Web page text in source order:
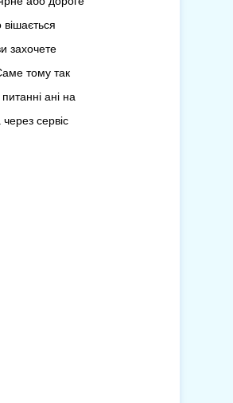
захочете
тому так
ані на
сервіс